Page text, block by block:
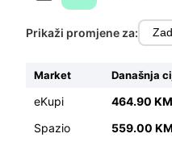
Prikaži promjene za:
Market Današnja
eKupi 464.90 KM
Spazio
559.00 KM